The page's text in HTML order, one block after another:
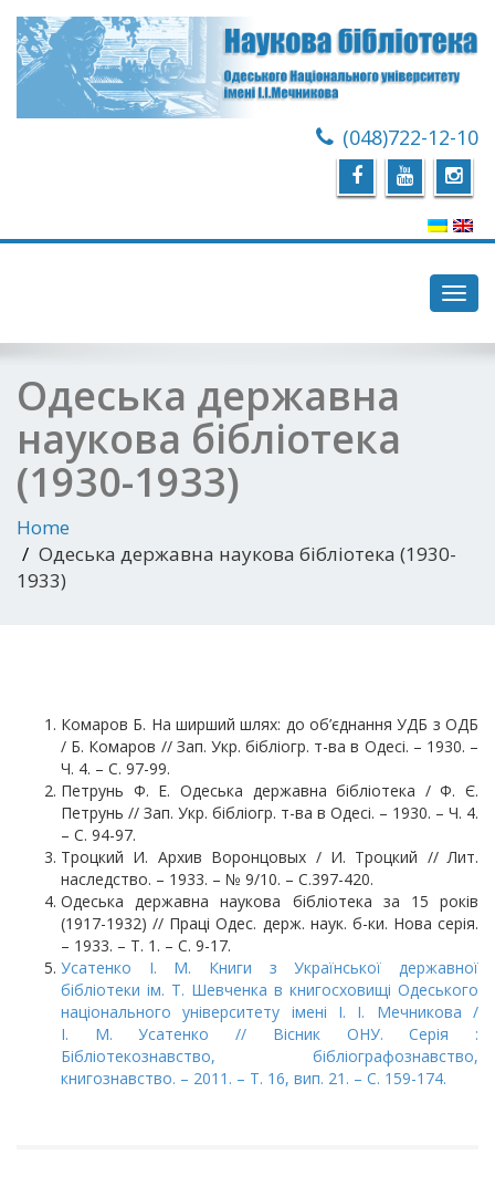
(048)722-12-10
Одеська державна
наукова бібліотека
(1930-1933)
Home
Одеська державна наукова бібліотека (1930-
1933)
Комаров Б. На ширший шлях: до об’єднання УДБ з ОДБ
/ Б. Комаров // Зап. Укр. бібліогр. т-ва в Одесі. – 1930. –
Ч. 4. – С. 97-99.
Петрунь Ф. Е. Одеська державна бібліотека / Ф. Є.
Петрунь // Зап. Укр. бібліогр. т-ва в Одесі. – 1930. – Ч. 4.
– С. 94-97.
Троцкий И. Архив Воронцовых / И. Троцкий // Лит.
наследство. – 1933. – № 9/10. – С.397-420.
Одеська державна наукова бібліотека за 15 років
(1917-1932) // Праці Одес. держ. наук. б-ки. Нова серія.
– 1933. – Т. 1. – С. 9-17.
Усатенко І. М. Книги з Української державної
бібліотеки ім. Т. Шевченка в книгосховищі Одеського
національного університету імені І. І. Мечникова /
І. М. Усатенко // Вісник ОНУ. Серія :
Бібліотекознавство, бібліографознавство,
книгознавство. – 2011. – Т. 16, вип. 21. – С. 159-174.